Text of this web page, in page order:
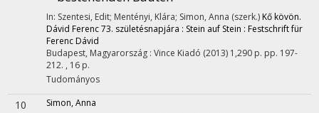
In: Szentesi, Edit; Mentényi, Klára; Simon, Anna (szerk.) Kő kövön.
Dávid Ferenc 73. születésnapjára : Stein auf Stein : Festschrift für
Ferenc Dávid
Budapest, Magyarország : Vince Kiadó (2013) 1,290 p. pp. 197-
212. , 16 p.
Tudományos
10 Simon, Anna